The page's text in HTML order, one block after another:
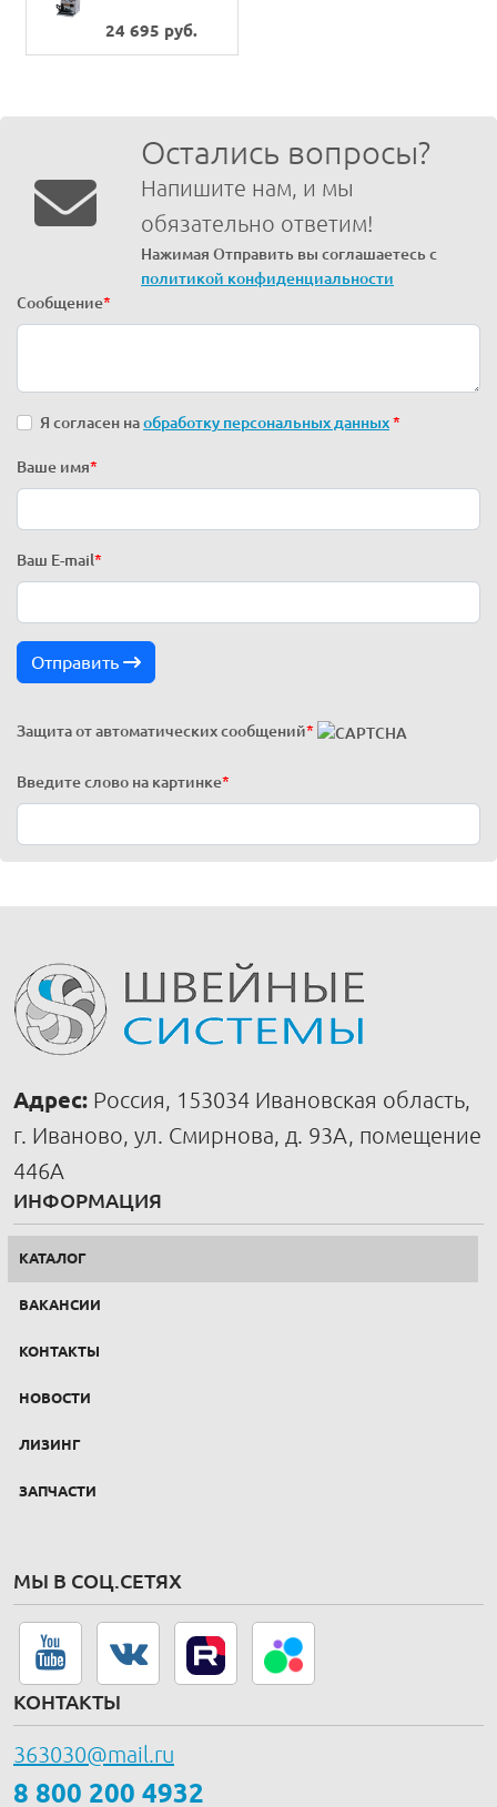
24 695 руб.
Остались вопросы?
Напишите нам, и мы
обязательно ответим!
Нажимая Отправить вы соглашаетесь с
политикой конфиденциальности
Сообщение*
Я согласен наобработку персональных данных*
Ваше имя*
Ваш E-mail*
Отправить
Защита от автоматических сообщений*
Введите слово на картинке*
Адрес: Россия, 153034 Ивановская область,
г. Иваново, ул. Смирнова, д. 93А, помещение
446А
ИНФОРМАЦИЯ
КАТАЛОГ
ВАКАНСИИ
КОНТАКТЫ
НОВОСТИ
ЛИЗИНГ
ЗАПЧАСТИ
МЫ В СОЦ.СЕТЯХ
КОНТАКТЫ
363030@mail.ru
8 800 200 4932